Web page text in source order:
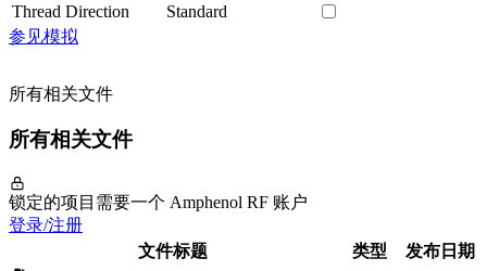
Thread Direction
Standard
参见模拟
所有相关文件
所有相关文件
锁定的项目需要一个 Amphenol RF 账户
登录/注册
文件标题
类型 发布日期